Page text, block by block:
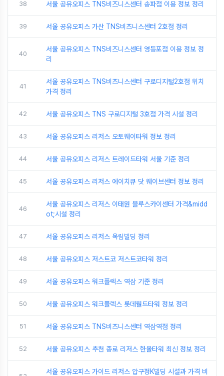
38 서울 공유오피스 TNS비즈니스센터 송파점 이용 정보 정리
39 서울 공유오피스 가산 TNS비즈니스센터 2호점 정리
40
서울 공유오피스 TNS비즈니스센터 영등포점 이용 정보 정
리
41
서울 공유오피스 TNS비즈니스센터 구로디지털2호점 위치
가격 정리
42 서울 공유오피스 TNS 구로디지털 3호점 가격 시설 정리
43 서울 공유오피스 리저스 오토웨이타워 정보 정리
44 서울 공유오피스 리저스 트레이드타워 서울 기준 정리
45 서울 공유오피스 리저스 에이치큐 닷 웨이브센터 정보 정리
46
서울 공유오피스 리저스 이태원 블루스카이센터 가격&midd
ot;시설 정리
47 서울 공유오피스 리저스 옥림빌딩 정리
48 서울 공유오피스 저스트코 저스트코타워 정리
49 서울 공유오피스 워크플렉스 역삼 기준 정리
50 서울 공유오피스 워크플렉스 롯데월드타워 정보 정리
51 서울 공유오피스 TNS비즈니스센터 역삼역점 정리
52 서울 공유오피스 추천 종로 리저스 한올타워 최신 정보 정리
서울 공유오피스 가이드 리저스 압구정K빌딩 시설과 가격 비